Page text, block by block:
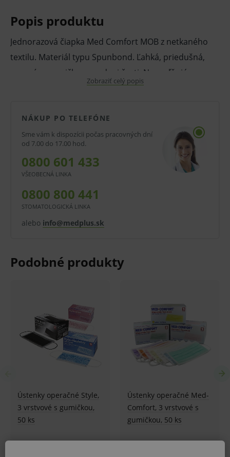
Popis produktu
Jednorazová čiapka Med Comfort MOB z netkaného
textilu. Materiál typu Spunbond. Ľahká, priedušná,
nesavá, s gumičkou v zadnej časti. Neuvoľňujúce
vlákna, dočasne odolné prieniku kvapalín. Neobsahuje
Vlastnosti a výhody:
Jednorazová čiapka.
Netkaný textil.
Ľahká, priedušná.
S gumičkou.
Bez obsahu latexu.
Veľkosť M.
Modrej farby.
Predaj po celom balení.
V balení 100 ks.
V prípade porušenia zapečateného obalu tohto
tovaru nie je z dôvodu ochrany zdravia alebo
zmluvy v lehote 14 dní.
Zobraziť celý popis
NÁKUP PO TELEFÓNE
Sme vám k dispozícii počas pracovných dní
od 7.00 do 17.00 hod.
0800 601 433
VŠEOBECNÁ LINKA
0800 800 441
STOMATOLOGICKÁ LINKA
alebo info@medplus.sk